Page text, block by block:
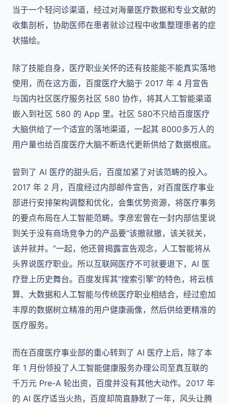
当于一个轻问诊渠道，经过对海量医疗数据和专业文献的
收集剖析，协助医师在患者就诊过程中收集整理患者的症
状描绘。
除了技能自身，医疗职业关怀的还有技能能不能真实落地
使用，而在这方面，百度医疗大脑于 2017 年 4 月宣告
与国内社区医疗服务社区 580 协作，将其人工智能渠道
嵌入到社区 580 的 App 里。社区 580不只给百度医疗
大脑供给了一个适宜的落地渠道，一起其 8000多万人的
用户量也给百度医疗大脑不断迭代更新供给了数据根底。
尝到了 AI 医疗的甜头后，百度加紧了对该范畴的投入。
2017 年 2 月，百度经过内部邮件宣告，对百度医疗事业
部进行安排架构调整和优化，会集优势资源，将医疗事务
的要点布局在人工智能范畴。李彦宏曾在一封内部信里说
到关于没有商场竞争力的产品要“该撤就撤，该关就关，
该并就并。”一起，他还曾揭露宣告观念，人工智能将从
头界说医疗职业。所以互联网医疗不可就要退下，AI 医
疗登上历史舞台。百度发挥其“搜索引擎”的特色，将云核
算、大数据和人工智能与传统医疗职业相结合，经过愈加
丰厚的数据树立精准的用户健康画像，然后供给更精准的
医疗服务。
而在百度医疗事业部的重心转到了 AI 医疗上后，除了本
年 1 月份领投了人工智能健康服务办理公司至真互联的
千万元 Pre-A 轮出资，百度并没有其他大动作。2017 年
的 AI 医疗适当火热，百度却简直静默了一年，风头让腾